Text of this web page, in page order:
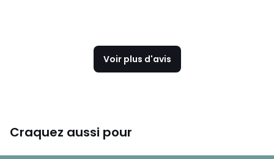
Voir plus d'avis
Craquez aussi pour